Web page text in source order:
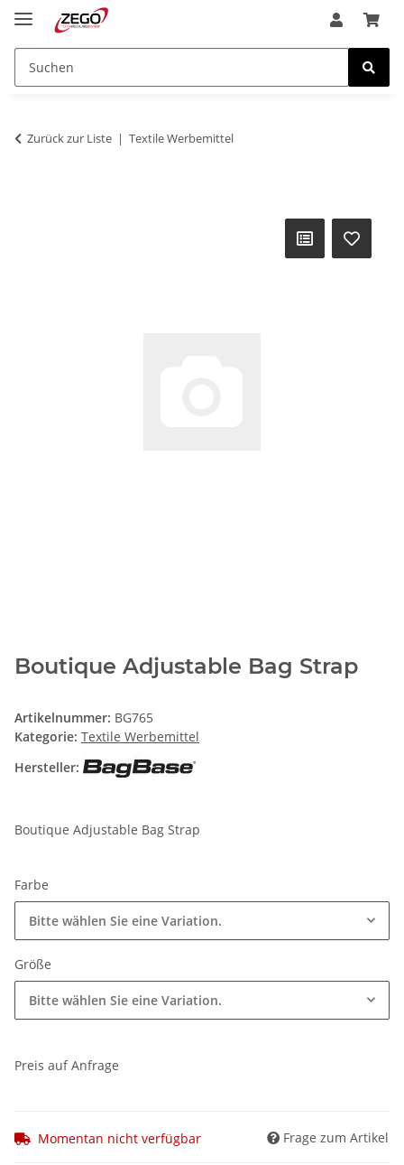
Zurück zur Liste Textile Werbemittel
Boutique Adjustable Bag Strap
Artikelnummer: BG765
Kategorie: Textile Werbemittel
Hersteller:
Boutique Adjustable Bag Strap
Farbe
Bitte wählen Sie eine Variation.
Größe
Bitte wählen Sie eine Variation.
Preis auf Anfrage
Momentan nicht verfügbar Frage zum Artikel